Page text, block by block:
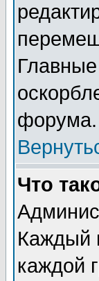
форума.
Что
Каждый
каждой